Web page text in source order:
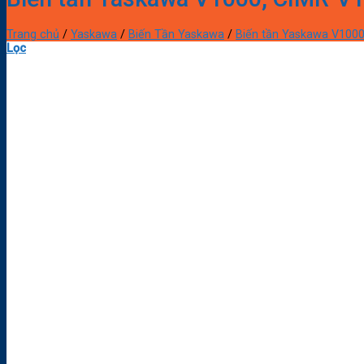
Trang chủ / Yaskawa / Biến Tần Yaskawa / Biến tần Yaskawa V1000
Lọc